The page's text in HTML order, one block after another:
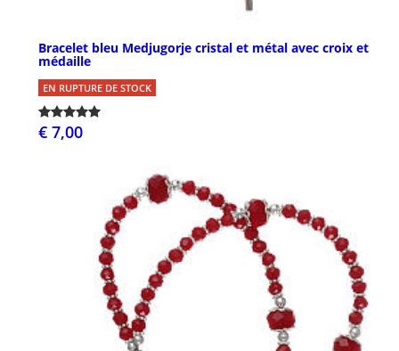
Bracelet bleu Medjugorje cristal et métal avec croix et
médaille
EN RUPTURE DE STOCK
€ 7,00